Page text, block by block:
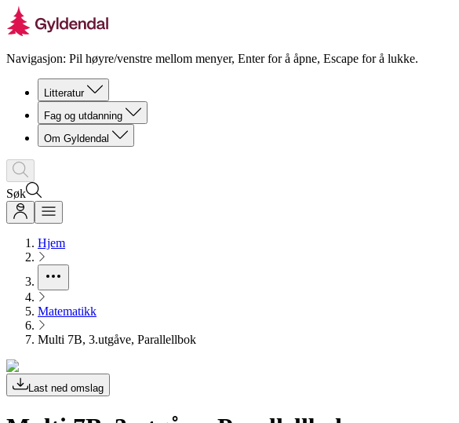
Navigasjon: Pil høyre/venstre mellom menyer, Enter for å åpne, Escape for å lukke.
Litteratur
Fag og utdanning
Om Gyldendal
Søk
Hjem
Matematikk
Multi 7B, 3.utgåve, Parallellbok
Last ned omslag